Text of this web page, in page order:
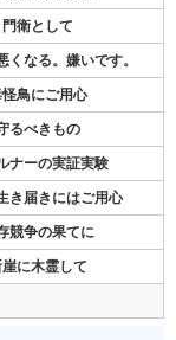
門衛として
くなる。嫌いです。
怪鳥にご用心
るべきもの
ナーの実証実験
き届きにはご用心
競争の果てに
崖に木霊して